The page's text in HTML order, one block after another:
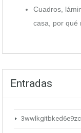
Cuadros,
casa, por qué
Entradas
3wwlkgitbked6e9zc